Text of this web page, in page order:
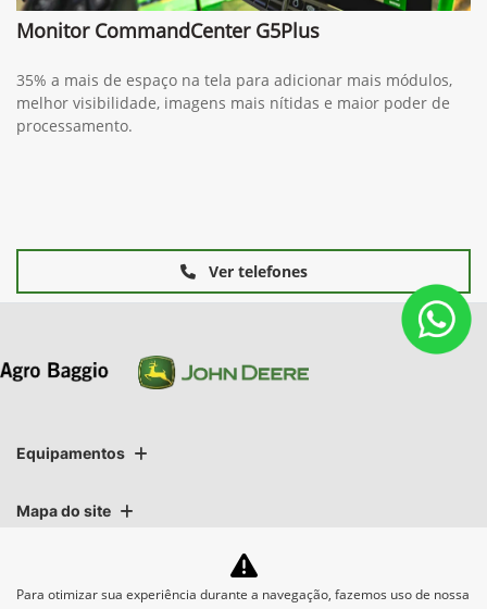
Monitor CommandCenter G5Plus
35% a mais de espaço na tela para adicionar mais módulos,
melhor visibilidade, imagens mais nítidas e maior poder de
processamento.
Ver telefones
Equipamentos
Mapa do site
Para otimizar sua experiência durante a navegação, fazemos uso de nossa